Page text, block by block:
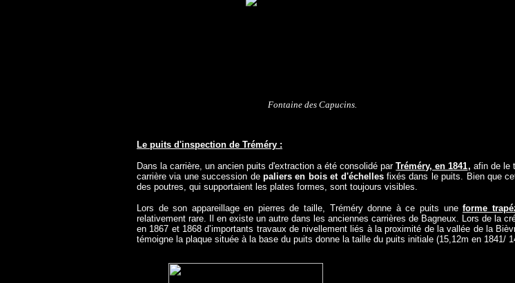
Fontaine des Capucins.
Le puits d'inspection de Tréméry :
Dans la carrière, un ancien puits d'extraction a été consolidé parTréméry, en 1841, afin de le
carrière via une succession de paliers en bois et d'échellesfixés dans le puits. Bien que
des poutres, qui supportaient les plates formes, sont toujours visibles.
Lors de son appareillage en pierres de taille, Tréméry donne à ce puits uneforme
relativement rare. Il en existe un autre dans les anciennes carrières de Bagneux. Lors de la
en 1867 et 1868 d’importants travaux de nivellement liés à la proximité de la vallée de la
témoigne la plaque située à la base du puits donne la taille du puits initiale (15,12m en 1841/